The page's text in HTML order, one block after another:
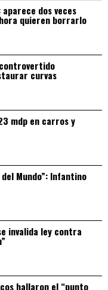
aparece dos veces
quieren borrarlo
curvas
mdp en carros y
Mundo”: Infantino
invalida ley contra
hallaron el “punto